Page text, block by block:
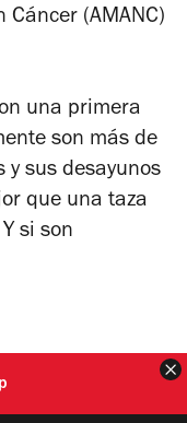
Cáncer (AMANC)
una primera
son más de
sus desayunos
que una taza
si son